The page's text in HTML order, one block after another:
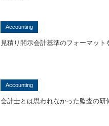
Accounting
見積り開示会計基準のフォーマット
Accounting
会計士とは思われなかった監査の研